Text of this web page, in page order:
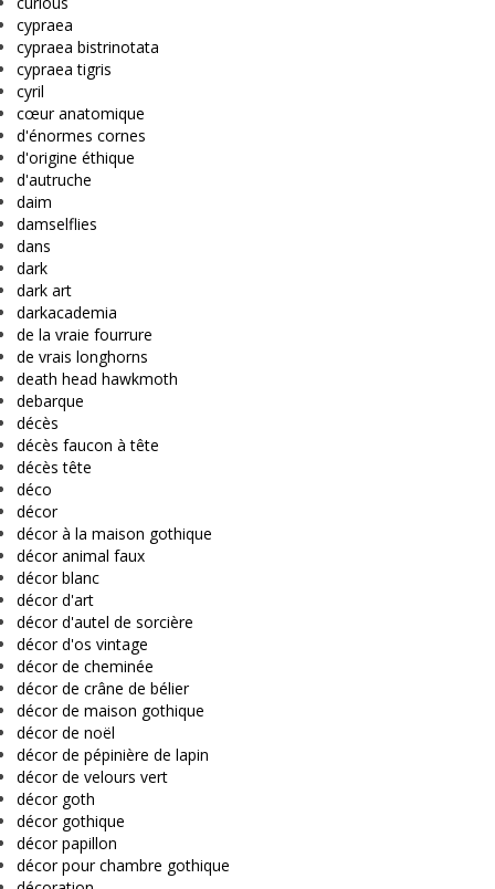
cypraea
cypraea bistrinotata
cypraea tigris
cyril
cœur anatomique
d'énormes cornes
d'origine éthique
d'autruche
daim
damselflies
dans
dark
dark art
darkacademia
de la vraie fourrure
de vrais longhorns
death head hawkmoth
debarque
décès
décès faucon à tête
décès tête
déco
décor
décor à la maison gothique
décor animal faux
décor blanc
décor d'art
décor d'autel de sorcière
décor d'os vintage
décor de cheminée
décor de crâne de bélier
décor de maison gothique
décor de noël
décor de pépinière de lapin
décor de velours vert
décor goth
décor gothique
décor papillon
décor pour chambre gothique